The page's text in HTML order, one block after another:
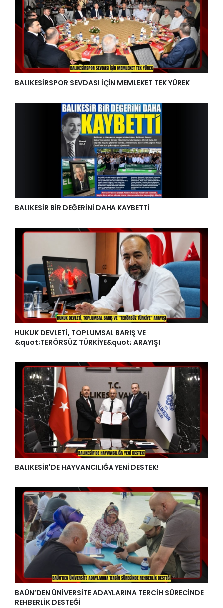
BALIKESİRSPOR SEVDASI İÇİN MEMLEKET TEK YÜREK
BALIKESİR BİR DEĞERİNİ DAHA KAYBETTİ
HUKUK DEVLETİ, TOPLUMSAL BARIŞ VE
&quot;TERÖRSÜZ TÜRKİYE&quot; ARAYIŞI
BALIKESİR'DE HAYVANCILIĞA YENİ DESTEK!
BAÜN’DEN ÜNİVERSİTE ADAYLARINA TERCİH SÜRECİNDE
REHBERLİK DESTEĞİ